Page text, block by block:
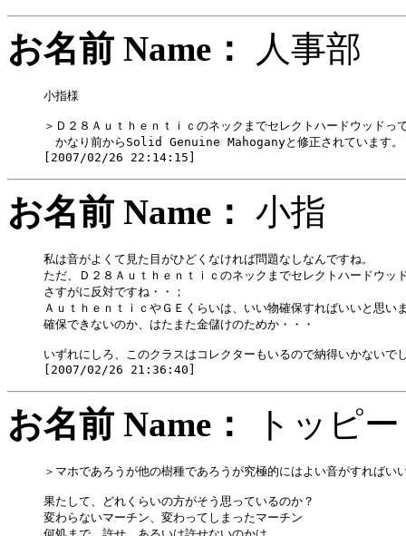
お名前 Name： 人事
小指様
＞Ｄ２８Ａｕｔｈｅｎｔｉｃのネックまでセレクトハードウッドっ
かなり前からSolid Genuine Mahoganyと修正されています。
お名前 Name： 小指
私は音がよくて見た目がひどくなければ問題なしなんですね。
ただ、Ｄ２８Ａｕｔｈｅｎｔｉｃのネックまでセレクトハードウッ
さすがに反対ですね・・；
ＡｕｔｈｅｎｔｉｃやＧＥくらいは、いい物確保すればいいと思い
確保できないのか、はたまた金儲けのためか・・・
いずれにしろ、このクラスはコレクターもいるので納得いかないで
お名前 Name： トッ
＞マホであろうが他の樹種であろうが究極的にはよい音がすればい
果たして、どれくらいの方がそう思っているのか？
変わらないマーチン、変わってしまったマーチン